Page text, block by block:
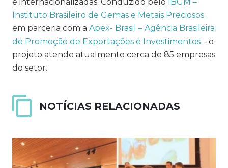
Instituto Brasileiro de Gemas e Metais Preciosos
em parceria com a Apex- Brasil – Agência Brasileira
de Promoção de Exportações e Investimentos – o
projeto atende atualmente cerca de 85 empresas
do setor.
NOTÍCIAS RELACIONADAS